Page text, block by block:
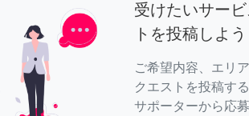
受けたいサー
トを投稿しよう
ご希望内容、エリ
クエストを投稿す
サポーターから応